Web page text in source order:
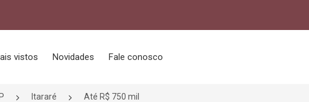
vistos Novidades Fale conosco
Itararé Até R$ 750 mil